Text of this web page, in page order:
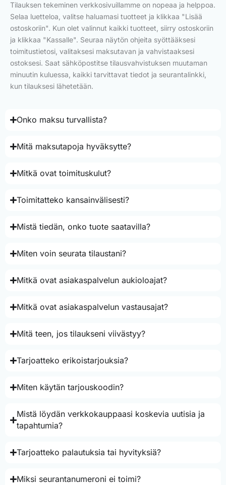
Tilauksen tekeminen verkkosivuillamme on nopeaa ja helppoa.
Selaa luetteloa, valitse haluamasi tuotteet ja klikkaa "Lisää
ostoskoriin". Kun olet valinnut kaikki tuotteet, siirry ostoskoriin
ja klikkaa "Kassalle". Seuraa näytön ohjeita syöttääksesi
toimitustietosi, valitaksesi maksutavan ja vahvistaaksesi
ostoksesi. Saat sähköpostitse tilausvahvistuksen muutaman
minuutin kuluessa, kaikki tarvittavat tiedot ja seurantalinkki,
kun tilauksesi lähetetään.
Onko maksu turvallista?
Mitä maksutapoja hyväksytte?
Mitkä ovat toimituskulut?
Toimitatteko kansainvälisesti?
Mistä tiedän, onko tuote saatavilla?
Miten voin seurata tilaustani?
Mitkä ovat asiakaspalvelun aukioloajat?
Mitkä ovat asiakaspalvelun vastausajat?
Mitä teen, jos tilaukseni viivästyy?
Tarjoatteko erikoistarjouksia?
Miten käytän tarjouskoodin?
Mistä löydän verkkokauppaasi koskevia uutisia ja
tapahtumia?
Tarjoatteko palautuksia tai hyvityksiä?
Miksi seurantanumeroni ei toimi?